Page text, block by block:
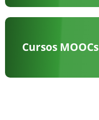
Cursos MOOCs